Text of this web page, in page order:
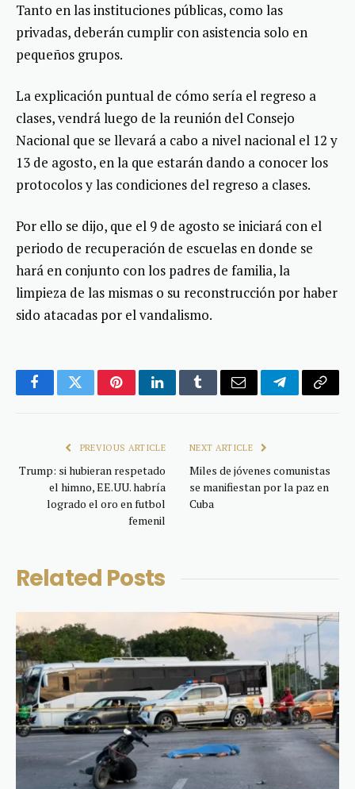
Tanto en las instituciones públicas, como las
privadas, deberán cumplir con asistencia solo en
pequeños grupos.
La explicación puntual de cómo sería el regreso a
clases, vendrá luego de la reunión del Consejo
Nacional que se llevará a cabo a nivel nacional el 12 y
13 de agosto, en la que estarán dando a conocer los
protocolos y las condiciones del regreso a clases.
Por ello se dijo, que el 9 de agosto se iniciará con el
periodo de recuperación de escuelas en donde se
hará en conjunto con los padres de familia, la
limpieza de las mismas o su reconstrucción por haber
sido atacadas por el vandalismo.
FacebookTwitterPinterestLinkedInTumblrEmail TelegramCopy
PREVIOUS ARTICLE
Trump: si hubieran respetado
el himno, EE.UU. habría
logrado el oro en futbol
femenil
NEXT ARTICLE
Miles de jóvenes comunistas
se manifiestan por la paz en
Cuba
Related Posts